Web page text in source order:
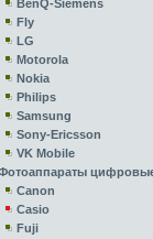
BenQ-Siemens
Fly
LG
Motorola
Nokia
Philips
Samsung
Sony-Ericsson
VK Mobile
Canon
Casio
Fuji